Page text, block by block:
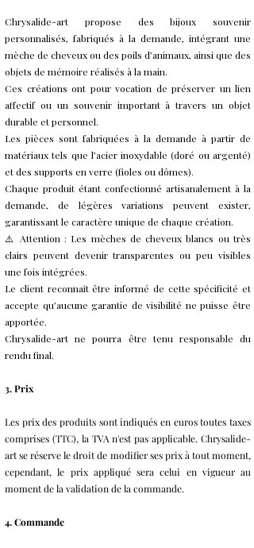
Chrysalide-art propose des bijoux souvenir
personnalisés, fabriqués à la demande, intégrant une
mèche de cheveux ou des poils d’animaux, ainsi que des
objets de mémoire réalisés à la main.
Ces créations ont pour vocation de préserver un lien
affectif ou un souvenir important à travers un objet
durable et personnel.
Les pièces sont fabriquées à la demande à partir de
matériaux tels que l’acier inoxydable (doré ou argenté)
et des supports en verre (fioles ou dômes).
Chaque produit étant confectionné artisanalement à la
demande, de légères variations peuvent exister,
garantissant le caractère unique de chaque création.
⚠️ Attention : Les mèches de cheveux blancs ou très
clairs peuvent devenir transparentes ou peu visibles
une fois intégrées.
Le client reconnaît être informé de cette spécificité et
accepte qu’aucune garantie de visibilité ne puisse être
apportée.
Chrysalide-art ne pourra être tenu responsable du
rendu final.
3. Prix
Les prix des produits sont indiqués en euros toutes taxes
comprises (TTC), la TVA n'est pas applicable. Chrysalide-
art se réserve le droit de modifier ses prix à tout moment,
cependant, le prix appliqué sera celui en vigueur au
moment de la validation de la commande.
4. Commande